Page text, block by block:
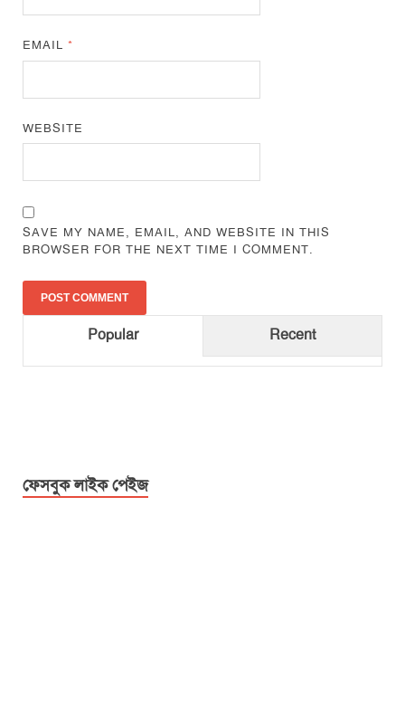
EMAIL*
WEBSITE
SAVE MY NAME, EMAIL, AND WEBSITE IN THIS
BROWSER FOR THE NEXT TIME I COMMENT.
Popular Recent
ফেসবুক লাইক পেইজ